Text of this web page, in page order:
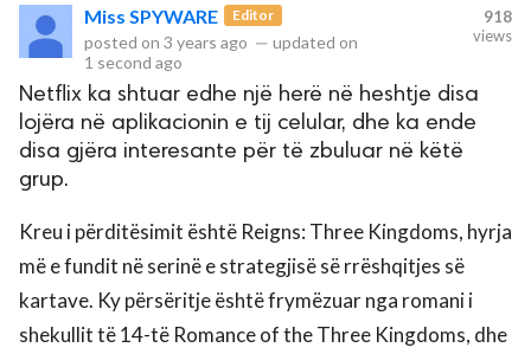
Miss SPYWARE Editor
posted on 3 years ago — updated on
1 second ago
918
views
Netflix ka shtuar edhe një herë në heshtje disa
lojëra në aplikacionin e tij celular, dhe ka ende
disa gjëra interesante për të zbuluar në këtë
grup.
Kreu i përditësimit është Reigns: Three Kingdoms, hyrja
më e fundit në serinë e strategjisë së rrëshqitjes së
kartave. Ky përsëritje është frymëzuar nga romani i
shekullit të 14-të Romance of the Three Kingdoms, dhe